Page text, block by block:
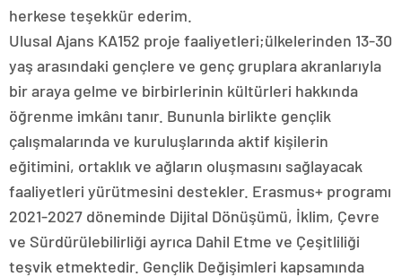
herkese teşekkür ederim.
Ulusal Ajans KA152 proje faaliyetleri;ülkelerinden 13-30
yaş arasındaki gençlere ve genç gruplara akranlarıyla
bir araya gelme ve birbirlerinin kültürleri hakkında
öğrenme imkânı tanır. Bununla birlikte gençlik
çalışmalarında ve kuruluşlarında aktif kişilerin
eğitimini, ortaklık ve ağların oluşmasını sağlayacak
faaliyetleri yürütmesini destekler. Erasmus+ programı
2021-2027 döneminde Dijital Dönüşümü, İklim, Çevre
ve Sürdürülebilirliği ayrıca Dahil Etme ve Çeşitliliği
teşvik etmektedir. Gençlik Değişimleri kapsamında